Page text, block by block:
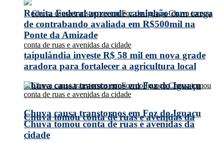
Chuva causa transtornos em Foz do Iguaçu
Chuva tomou conta de ruas e avenidas da
Receita Federal apreende caminhão com carga
de contrabando avaliada em R$500mil na
Ponte da Amizade
taipulândia investe R$ 58 mil em nova grade
aradora para fortalecer a agricultura local
Chuva causa transtornos em Foz do Iguaçu
Chuva tomou conta de ruas e avenidas da
cidade